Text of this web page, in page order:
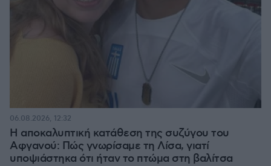
Η αποκαλυπτική κατάθεση της συζύγου του
Αφγανού: Πώς γνωρίσαμε τη Λίσα, γιατί
υποψιάστηκα ότι ήταν το πτώμα στη βαλίτσα
06.08.2026, 12:32